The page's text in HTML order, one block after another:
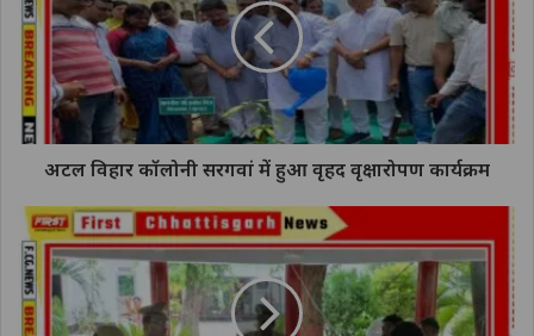
अटल विहार कॉलोनी सरगवां में हुआ वृहद वृक्षारोपण कार्यक्रम